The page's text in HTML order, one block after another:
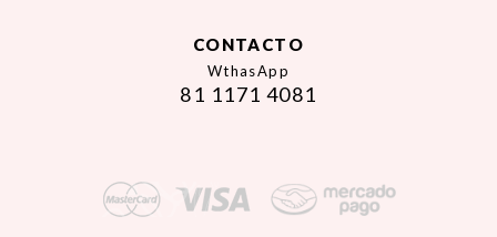
CONTACTO
WthasApp
81 1171 4081